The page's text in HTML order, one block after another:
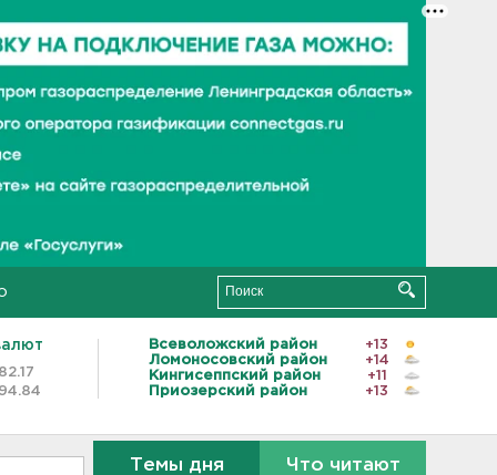
82.17
94.84
Всеволожский район
+13
Ломоносовский район
+14
Кингисеппский район
+11
Приозерский район
+13
Темы дня Что читают